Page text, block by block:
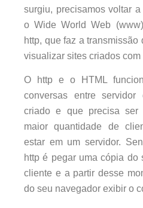
surgiu, precisamos voltar
o Wide World Web
http, que faz a
visualizar sites criados com
O http e o HTML
conversas entre
criado e que precisa ser
maior quantidade de
estar em um servidor.
http é pegar uma cópia do
cliente e a partir desse
do seu navegador exibir o